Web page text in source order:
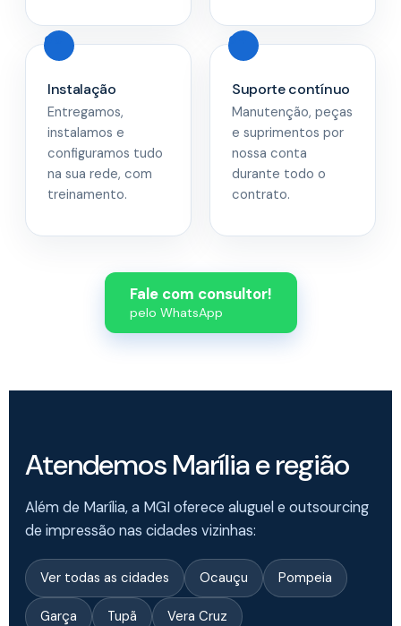
Instalação
Entregamos,
instalamos e
configuramos tudo
na sua rede, com
treinamento.
Suporte contínuo
Manutenção, peças
e suprimentos por
nossa conta
durante todo o
contrato.
Fale com consultor!
pelo WhatsApp
Atendemos Marília e região
Além de Marília, a MGI oferece aluguel e outsourcing
de impressão nas cidades vizinhas:
Ver todas as cidades Ocauçu Pompeia
Garça Tupã Vera Cruz